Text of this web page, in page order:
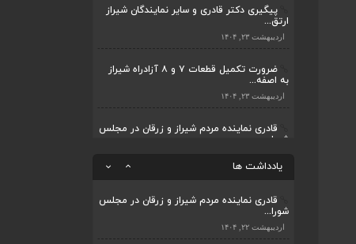
پیگیری دکتر قادری و سایر نمایندگان شیراز
ارتق...
اردیبهشت ۲۳, ۱۴۰۴
ضرورت تکمیل قطعات ۷ و ۸ آزادراه شیراز
به اصفه...
اردیبهشت ۲۳, ۱۴۰۴
قادری نماینده مردم شیراز و زرقان در مجلس
شورا...
در جل...
اردیبهشت ۱۱, ۱۴۰۴
یادداشت ها
جلسه اعضای شورای بخش مرکزی شیراز با
دفتر دکتر...
پیگیری دکتر قادری و سایر نمایندگان شیراز
ارتق...
اردیبهشت ۲۳, ۱۴۰۴
قادری نماینده مردم شیراز و زرقان در مجلس
شورا...
اردیبهشت ۲۲, ۱۴۰۴